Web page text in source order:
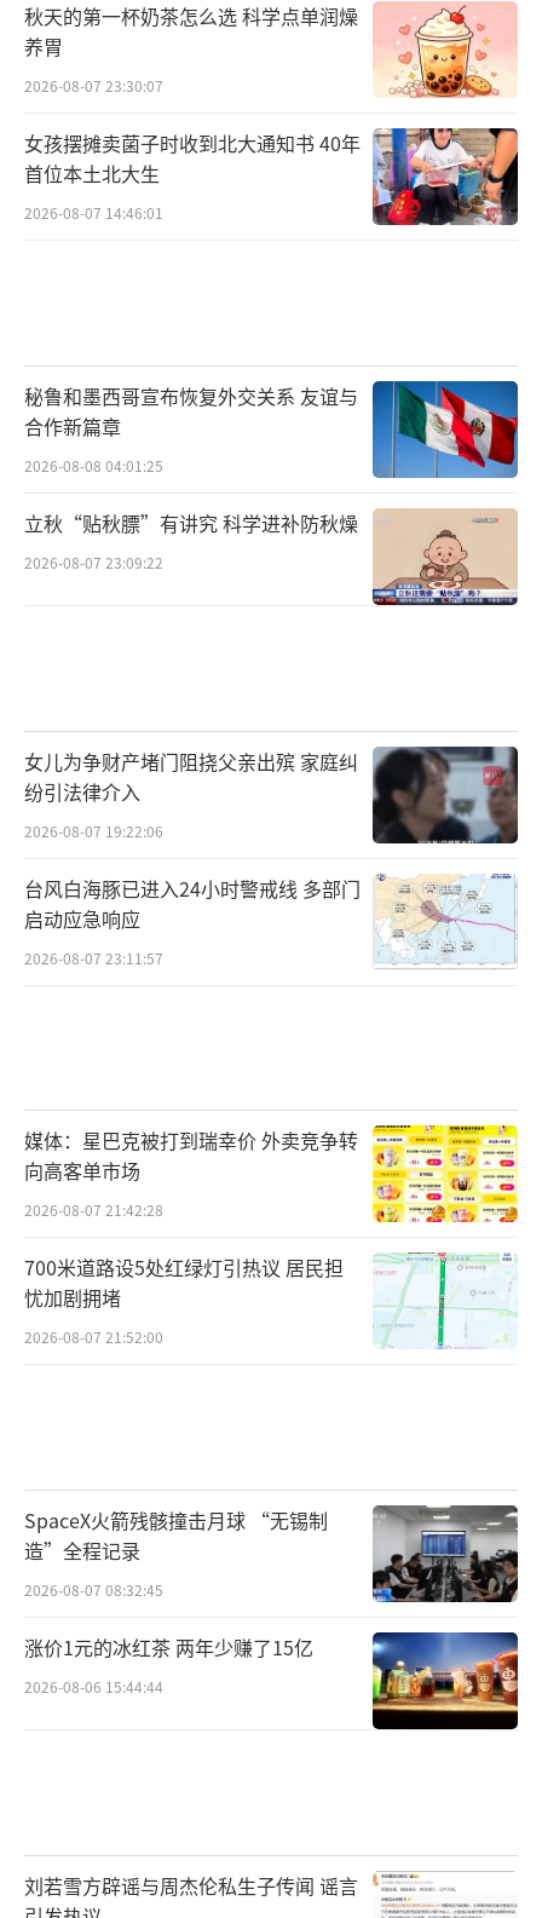
秋天的第一杯奶茶怎么选 科学点单润燥
养胃
2026-08-07 23:30:07
女孩摆摊卖菌子时收到北大通知书 40年
首位本土北大生
2026-08-07 14:46:01
秘鲁和墨西哥宣布恢复外交关系 友谊与
合作新篇章
2026-08-08 04:01:25
立秋“贴秋膘”有讲究 科学进补防秋燥
2026-08-07 23:09:22
女儿为争财产堵门阻挠父亲出殡 家庭纠
纷引法律介入
2026-08-07 19:22:06
台风白海豚已进入24小时警戒线 多部门
启动应急响应
2026-08-07 23:11:57
媒体：星巴克被打到瑞幸价 外卖竞争转
向高客单市场
2026-08-07 21:42:28
700米道路设5处红绿灯引热议 居民担
忧加剧拥堵
2026-08-07 21:52:00
SpaceX火箭残骸撞击月球 “无锡制
造”全程记录
2026-08-07 08:32:45
涨价1元的冰红茶 两年少赚了15亿
2026-08-06 15:44:44
刘若雪方辟谣与周杰伦私生子传闻 谣言